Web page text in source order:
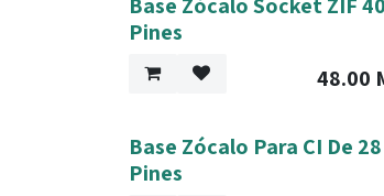
Pines
48.00
Base Zócalo Para CI De 28
Pines